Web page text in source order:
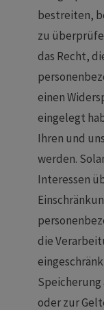
bestreiten,
zu
das Recht,
einen
eingelegt
Ihren und
werden.
Interessen
die
oder zur